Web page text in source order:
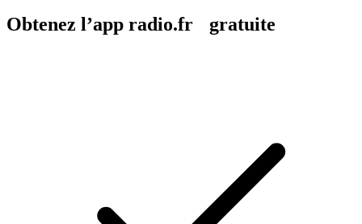
Obtenez l’app radio.fr gratuite